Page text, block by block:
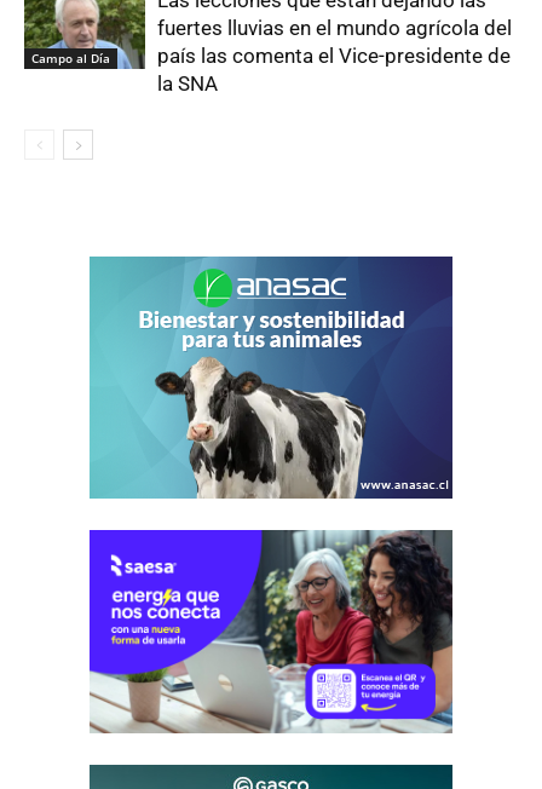
Campo al Día
fuertes lluvias en el mundo agrícola del
país las comenta el Vice-presidente de
la SNA